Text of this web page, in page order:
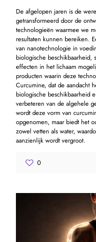
De afgelopen jaren is de
getransformeerd door de
technologieën waarmee we
resultaten kunnen bereiken.
van nanotechnologie in
biologische
effecten in het lichaam
producten waarin deze
Curcumine, dat de aandacht
biologische beschikbaarheid
verbeteren van de algehele
wordt deze vorm van
opgenomen, maar biedt het
zowel vetten als water,
aanzienlijk wordt vergroot.
0